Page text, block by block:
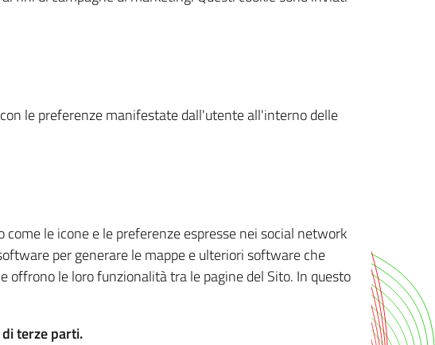
le preferenze manifestate dall'utente all'interno delle
le icone e le preferenze espresse nei social network
per generare le mappe e ulteriori software che
le loro funzionalità tra le pagine del Sito. In questo
terze parti.